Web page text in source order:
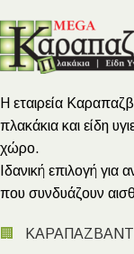
Η εταιρεία
πλακάκια και είδη
χώρο.
Ιδανική επιλογή για
που συνδυάζουν
🏢